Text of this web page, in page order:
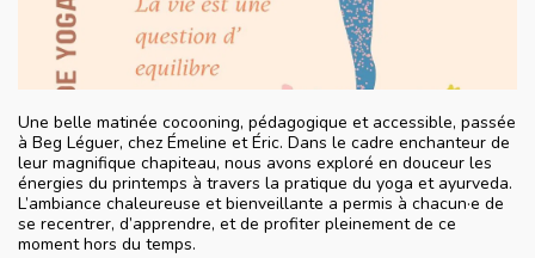
Une belle matinée cocooning, pédagogique et accessible, passée
à Beg Léguer, chez Émeline et Éric. Dans le cadre enchanteur de
leur magnifique chapiteau, nous avons exploré en douceur les
énergies du printemps à travers la pratique du yoga et ayurveda.
L’ambiance chaleureuse et bienveillante a permis à chacun·e de
se recentrer, d’apprendre, et de profiter pleinement de ce
moment hors du temps.